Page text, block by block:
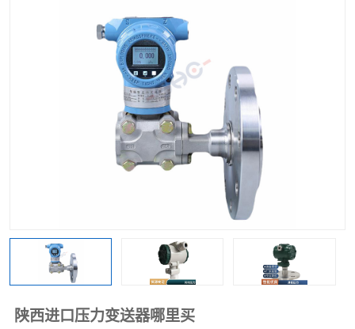
陕西进口压力变送器哪里买